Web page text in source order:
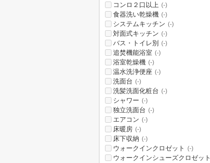
コンロ２口以上 (-)
食器洗い乾燥機 (-)
システムキッチン (-)
対面式キッチン (-)
バス・トイレ別 (-)
追焚機能浴室 (-)
浴室乾燥機 (-)
温水洗浄便座 (-)
洗面台 (-)
洗髪洗面化粧台 (-)
シャワー (-)
独立洗面台 (-)
エアコン (-)
床暖房 (-)
床下収納 (-)
ウォークインクロゼット (-)
ウォークインシューズクロゼット